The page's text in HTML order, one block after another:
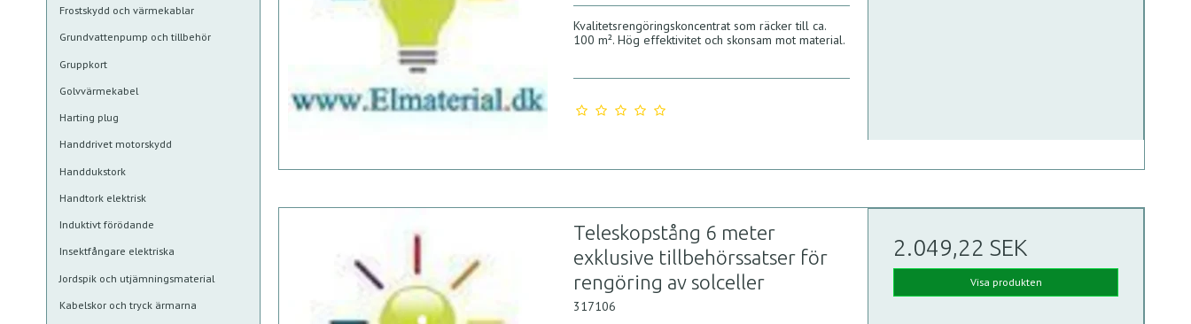
Frostskydd och värmekablar
Grundvattenpump och tillbehör
Gruppkort
Golvvärmekabel
Harting plug
Handdrivet motorskydd
Handdukstork
Handtork elektrisk
Induktivt förödande
Insektfångare elektriska
Jordspik och utjämningsmaterial
Kabelskor och tryck ärmarna
Kvalitetsrengöringskoncentrat som räcker till ca.
100 m². Hög effektivitet och skonsam mot material.
Teleskopstång 6 meter
exklusive tillbehörssatser för
rengöring av solceller
317106
2.049,22 SEK
Visa produkten